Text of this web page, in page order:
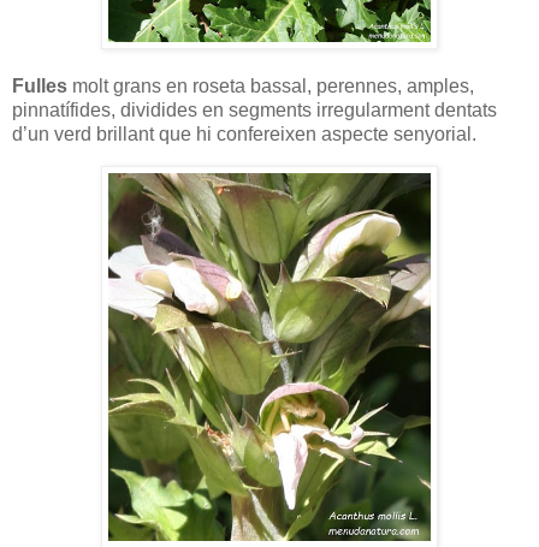
Fulles molt grans en roseta bassal, perennes, amples,
pinnatífides, dividides en segments irregularment dentats
d’un verd brillant que hi confereixen aspecte senyorial.